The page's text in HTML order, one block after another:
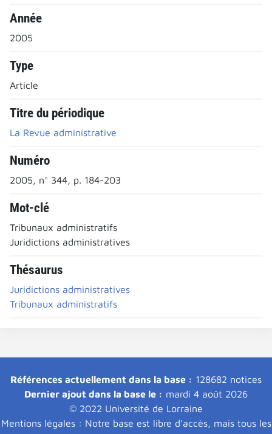
Année
2005
Type
Article
Titre du périodique
La Revue administrative
Numéro
2005, n° 344, p. 184-203
Mot-clé
Tribunaux administratifs
Juridictions administratives
Thésaurus
Juridictions administratives
Tribunaux administratifs
Références actuellement dans la base : 128682 notices
Dernier ajout dans la base le : mardi 4 août 2026
© 2022 Université de Lorraine
Mentions légales : Notre base est libre d'accès, mais tous les